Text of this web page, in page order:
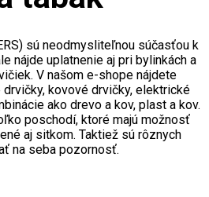
sú neodmysliteľnou súčasťou k
nájde uplatnenie aj pri bylinkách a
V našom e-shope nájdete
kovové drvičky, elektrické
ako drevo a kov, plast a kov.
poschodí, ktoré majú možnosť
aj sitkom. Taktiež sú rôznych
na seba pozornosť.